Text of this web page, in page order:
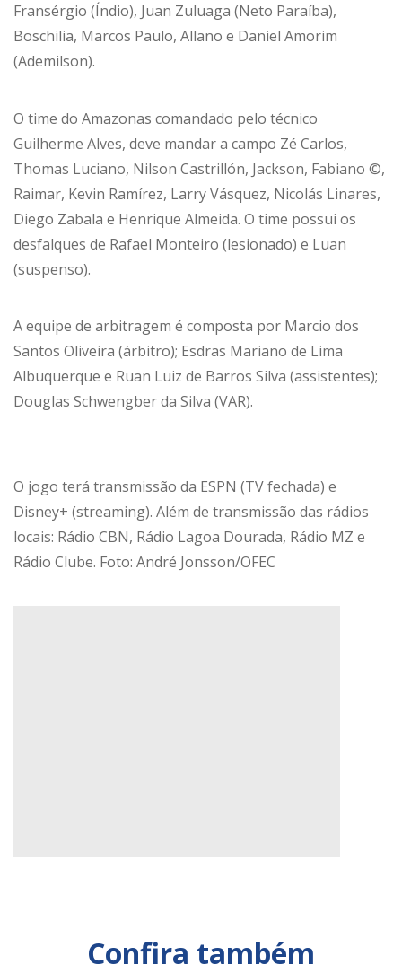
Fransérgio (Índio), Juan Zuluaga (Neto Paraíba),
Boschilia, Marcos Paulo, Allano e Daniel Amorim
(Ademilson).
O time do Amazonas comandado pelo técnico
Guilherme Alves, deve mandar a campo Zé Carlos,
Thomas Luciano, Nilson Castrillón, Jackson, Fabiano ©,
Raimar, Kevin Ramírez, Larry Vásquez, Nicolás Linares,
Diego Zabala e Henrique Almeida. O time possui os
desfalques de Rafael Monteiro (lesionado) e Luan
(suspenso).
A equipe de arbitragem é composta por Marcio dos
Santos Oliveira (árbitro); Esdras Mariano de Lima
Albuquerque e Ruan Luiz de Barros Silva (assistentes);
Douglas Schwengber da Silva (VAR).
O jogo terá transmissão da ESPN (TV fechada) e
Disney+ (streaming). Além de transmissão das rádios
locais: Rádio CBN, Rádio Lagoa Dourada, Rádio MZ e
Rádio Clube. Foto: André Jonsson/OFEC
Confira também